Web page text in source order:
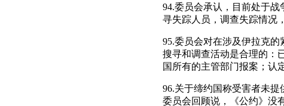
94.委员会承认，目前处于
寻失踪人员，调查失踪情况
95.委员会对在涉及伊拉克
搜寻和调查活动是合理的：
国所有的主管部门报案；认
96.关于缔约国称受害者未
委员会回顾说，《公约》没